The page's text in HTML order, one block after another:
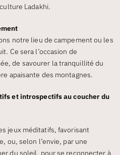
Ladakhi.
notre lieu de campement ou les
Ce sera l’occasion de
de savourer la tranquillité du
apaisante des montagnes.
et introspectifs au coucher du
jeux méditatifs, favorisant
ou, selon l’envie, par une
du soleil, pour se reconnecter à